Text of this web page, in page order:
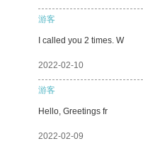
游客
I called you 2 times. W
2022-02-10
游客
Hello, Greetings fr
2022-02-09